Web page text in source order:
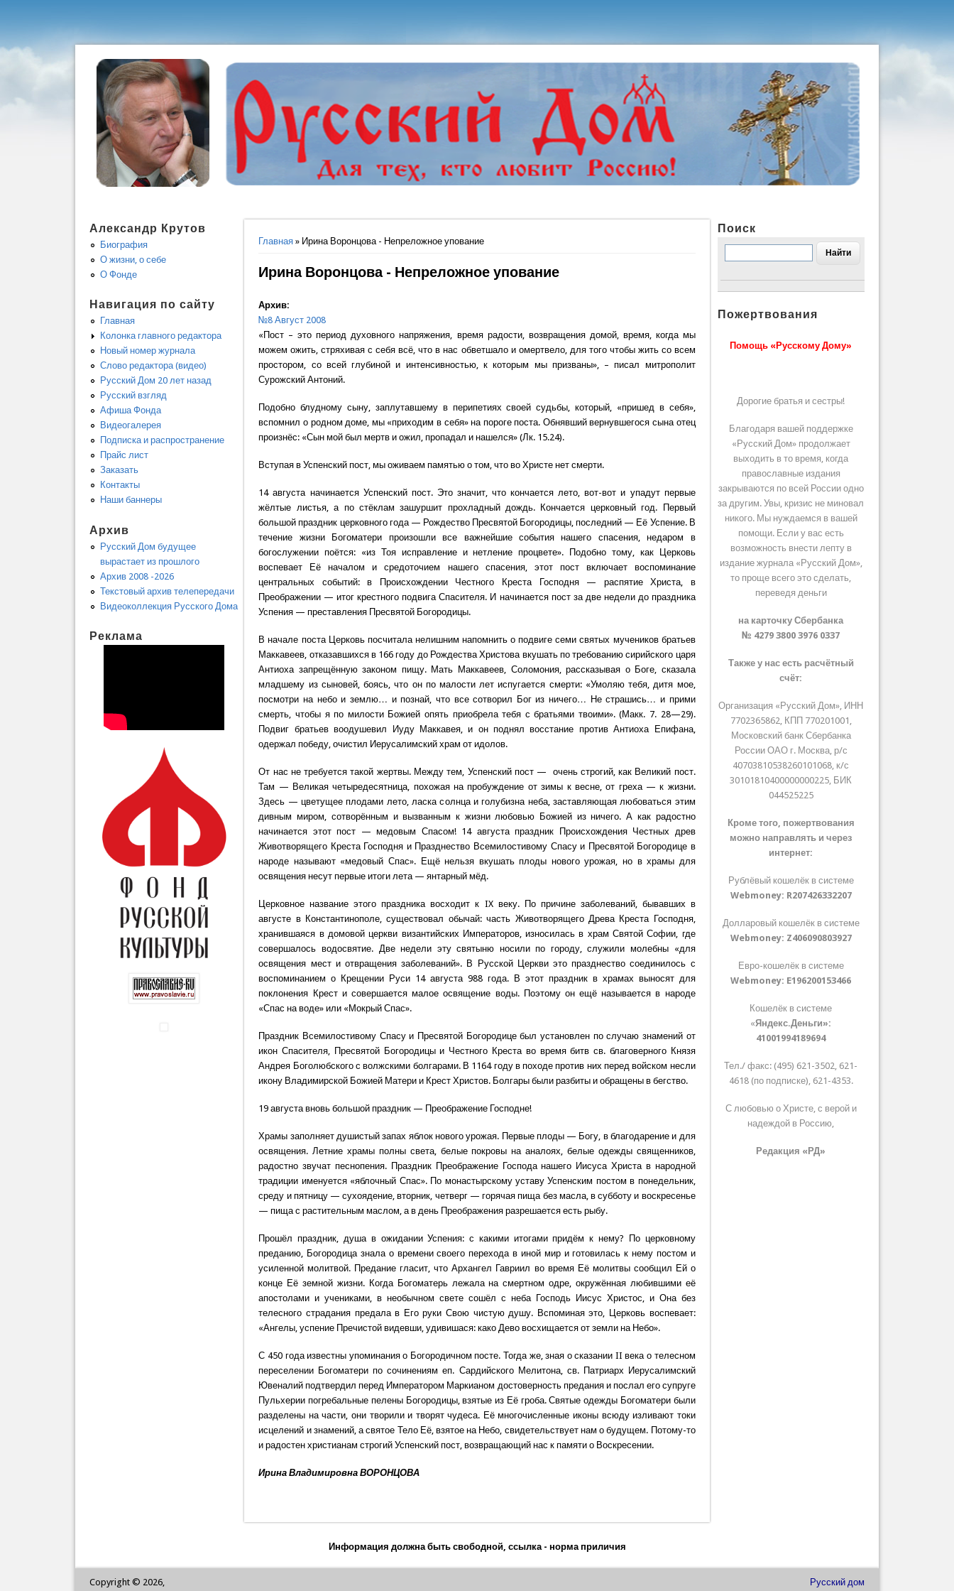
Вы здесь
Главная » Ирина Воронцова - Непреложное упование
Ирина Воронцова - Непреложное упование
Архив:
№8 Август 2008
«Пост – это период духовного напряжения, время радости, возвращения домой, время, когда мы
можем ожить, стряхивая с себя всё, что в нас обветшало и омертвело, для того чтобы жить со всем
простором, со всей глубиной и интенсивностью, к которым мы призваны», – писал митрополит
Сурожский Антоний.
Подобно блудному сыну, заплутавшему в перипетиях своей судьбы, который, «пришед в себя»,
вспомнил о родном доме, мы «приходим в себя» на пороге поста. Обнявший вернувшегося сына отец
произнёс: «Сын мой был мертв и ожил, пропадал и нашелся» (Лк. 15.24).
Вступая в Успенский пост, мы оживаем памятью о том, что во Христе нет смерти.
14 августа начинается Успенский пост. Это значит, что кончается лето, вот-вот и упадут первые
жёлтые листья, а по стёклам зашуршит прохладный дождь. Кончается церковный год. Первый
большой праздник церковного года — Рождество Пресвятой Богородицы, последний — Её Успение. В
течение жизни Богоматери произошли все важнейшие события нашего спасения, недаром в
богослужении поётся: «из Тоя исправление и нетление процвете». Подобно тому, как Церковь
воспевает Её началом и средоточием нашего спасения, этот пост включает воспоминание
центральных событий: в Происхождении Честного Креста Господня — распятие Христа, в
Преображении — итог крестного подвига Спасителя. И начинается пост за две недели до праздника
Успения — преставления Пресвятой Богородицы.
В начале поста Церковь посчитала нелишним напомнить о подвиге семи святых мучеников братьев
Маккавеев, отказавшихся в 166 году до Рождества Христова вкушать по требованию сирийского царя
Антиоха запрещённую законом пищу. Мать Маккавеев, Соломония, рассказывая о Боге, сказала
младшему из сыновей, боясь, что он по малости лет испугается смерти: «Умоляю тебя, дитя мое,
посмотри на небо и землю… и познай, что все сотворил Бог из ничего… Не страшись… и прими
смерть, чтобы я по милости Божией опять приобрела тебя с братьями твоими». (Макк. 7. 28—29).
Подвиг братьев воодушевил Иуду Маккавея, и он поднял восстание против Антиоха Епифана,
одержал победу, очистил Иерусалимский храм от идолов.
От нас не требуется такой жертвы. Между тем, Успенский пост — очень строгий, как Великий пост.
Там — Великая четыредесятница, похожая на пробуждение от зимы к весне, от греха — к жизни.
Здесь — цветущее плодами лето, ласка солнца и голубизна неба, заставляющая любоваться этим
дивным миром, сотворённым и вызванным к жизни любовью Божией из ничего. А как радостно
начинается этот пост — медовым Спасом! 14 августа праздник Происхождения Честных древ
Животворящего Креста Господня и Празднество Всемилостивому Спасу и Пресвятой Богородице в
народе называют «медовый Спас». Ещё нельзя вкушать плоды нового урожая, но в храмы для
освящения несут первые итоги лета — янтарный мёд.
Церковное название этого праздника восходит к IX веку. По причине заболеваний, бывавших в
августе в Константинополе, существовал обычай: часть Животворящего Древа Креста Господня,
хранившаяся в домовой церкви византийских Императоров, износилась в храм Святой Софии, где
совершалось водосвятие. Две недели эту святыню носили по городу, служили молебны «для
освящения мест и отвращения заболеваний». В Русской Церкви это празднество соединилось с
воспоминанием о Крещении Руси 14 августа 988 года. В этот праздник в храмах выносят для
поклонения Крест и совершается малое освящение воды. Поэтому он ещё называется в народе
«Спас на воде» или «Мокрый Спас».
Праздник Всемилостивому Спасу и Пресвятой Богородице был установлен по случаю знамений от
икон Спасителя, Пресвятой Богородицы и Честного Креста во время битв св. благоверного Князя
Андрея Боголюбского с волжскими болгарами. В 1164 году в походе против них перед войском несли
икону Владимирской Божией Матери и Крест Христов. Болгары были разбиты и обращены в бегство.
19 августа вновь большой праздник — Преображение Господне!
Храмы заполняет душистый запах яблок нового урожая. Первые плоды — Богу, в благодарение и для
освящения. Летние храмы полны света, белые покровы на аналоях, белые одежды священников,
радостно звучат песнопения. Праздник Преображение Господа нашего Иисуса Христа в народной
традиции именуется «яблочный Спас». По монастырскому уставу Успенским постом в понедельник,
среду и пятницу — сухоядение, вторник, четверг — горячая пища без масла, в субботу и воскресенье
— пища с растительным маслом, а в день Преображения разрешается есть рыбу.
Прошёл праздник, душа в ожидании Успения: с какими итогами придём к нему? По церковному
преданию, Богородица знала о времени своего перехода в иной мир и готовилась к нему постом и
усиленной молитвой. Предание гласит, что Архангел Гавриил во время Её молитвы сообщил Ей о
конце Её земной жизни. Когда Богоматерь лежала на смертном одре, окружённая любившими её
апостолами и учениками, в необычном свете сошёл с неба Господь Иисус Христос, и Она без
телесного страдания предала в Его руки Свою чистую душу. Вспоминая это, Церковь воспевает:
«Ангелы, успение Пречистой видевши, удивишася: како Дево восхищается от земли на Небо».
С 450 года известны упоминания о Богородичном посте. Тогда же, зная о сказании II века о телесном
переселении Богоматери по сочинениям еп. Сардийского Мелитона, св. Патриарх Иерусалимский
Ювеналий подтвердил перед Императором Маркианом достоверность предания и послал его супруге
Пульхерии погребальные пелены Богородицы, взятые из Её гроба. Святые одежды Богоматери были
разделены на части, они творили и творят чудеса. Её многочисленные иконы всюду изливают токи
исцелений и знамений, а святое Тело Её, взятое на Небо, свидетельствует нам о будущем. Потому-то
и радостен христианам строгий Успенский пост, возвращающий нас к памяти о Воскресении.
Ирина Владимировна ВОРОНЦОВА
Александр Крутов
Биография
О жизни, о себе
О Фонде
Навигация по сайту
Главная
Колонка главного редактора
Новый номер журнала
Слово редактора (видео)
Русский Дом 20 лет назад
Русский взгляд
Афиша Фонда
Видеогалерея
Подписка и распространение
Прайс лист
Заказать
Контакты
Наши баннеры
Архив
Русский Дом будущее
вырастает из прошлого
Архив 2008 -2026
Текстовый архив телепередачи
Видеоколлекция Русского Дома
Реклама
Поиск
Пожертвования
Помощь «Русскому Дому»
Дорогие братья и сестры!
Благодаря вашей поддержке
«Русский Дом» продолжает
выходить в то время, когда
православные издания
закрываются по всей России одно
за другим. Увы, кризис не миновал
никого. Мы нуждаемся в вашей
помощи. Если у вас есть
возможность внести лепту в
издание журнала «Русский Дом»,
то проще всего это сделать,
переведя деньги
на карточку Сбербанка
№ 4279 3800 3976 0337
Также у нас есть расчётный
счёт:
Организация «Русский Дом», ИНН
7702365862, КПП 770201001,
Московский банк Сбербанка
России ОАО г. Москва, р/с
40703810538260101068, к/с
30101810400000000225, БИК
044525225
Кроме того, пожертвования
можно направлять и через
интернет:
Рублёвый кошелёк в системе
Webmoney: R207426332207
Долларовый кошелёк в системе
Webmoney: Z406090803927
Евро-кошелёк в системе
Webmoney: E196200153466
Кошелёк в системе
«Яндекс.Деньги»:
41001994189694
Тел./ факс: (495) 621-3502, 621-
4618 (по подписке), 621-4353.
С любовью о Христе, с верой и
надеждой в Россию,
Редакция «РД»
Информация должна быть свободной, ссылка - норма приличия
Copyright © 2026, Русский дом